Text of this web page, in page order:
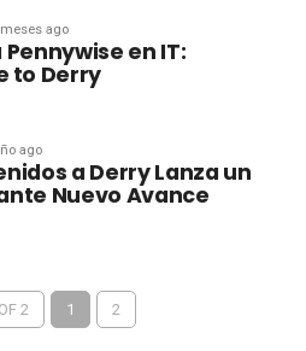
ago
en IT:
to Derry
ago
a Derry Lanza un
Nuevo Avance
2 1 2